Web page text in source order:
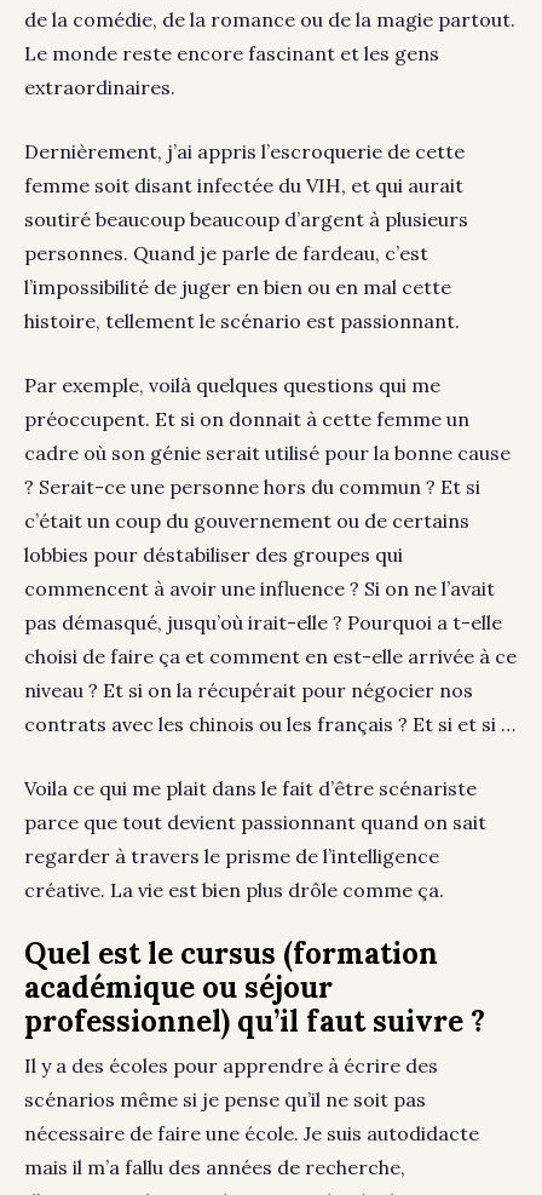
de la comédie, de la romance ou de la magie partout.
Le monde reste encore fascinant et les gens
extraordinaires.
Dernièrement, j’ai appris l’escroquerie de cette
femme soit disant infectée du VIH, et qui aurait
soutiré beaucoup beaucoup d’argent à plusieurs
personnes. Quand je parle de fardeau, c’est
l’impossibilité de juger en bien ou en mal cette
histoire, tellement le scénario est passionnant.
Par exemple, voilà quelques questions qui me
préoccupent. Et si on donnait à cette femme un
cadre où son génie serait utilisé pour la bonne cause
? Serait-ce une personne hors du commun ? Et si
c’était un coup du gouvernement ou de certains
lobbies pour déstabiliser des groupes qui
commencent à avoir une influence ? Si on ne l’avait
pas démasqué, jusqu’où irait-elle ? Pourquoi a t-elle
choisi de faire ça et comment en est-elle arrivée à ce
niveau ? Et si on la récupérait pour négocier nos
contrats avec les chinois ou les français ? Et si et si …
Voila ce qui me plait dans le fait d’être scénariste
parce que tout devient passionnant quand on sait
regarder à travers le prisme de l’intelligence
créative. La vie est bien plus drôle comme ça.
Quel est le cursus (formation
académique ou séjour
professionnel) qu’il faut suivre ?
Il y a des écoles pour apprendre à écrire des
scénarios même si je pense qu’il ne soit pas
nécessaire de faire une école. Je suis autodidacte
mais il m’a fallu des années de recherche,